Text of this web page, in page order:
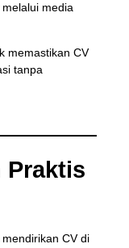
media
memastikan CV
tanpa
Praktis
CV di